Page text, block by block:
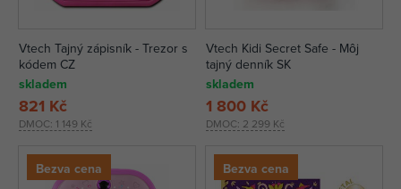
Vtech Tajný zápisník - Trezor s
kódem CZ
skladem
DMOC: 1 149 Kč
821 Kč
Vtech Kidi Secret Safe - Môj
tajný denník SK
skladem
DMOC: 2 299 Kč
1 800 Kč
Bezva cena Bezva cena